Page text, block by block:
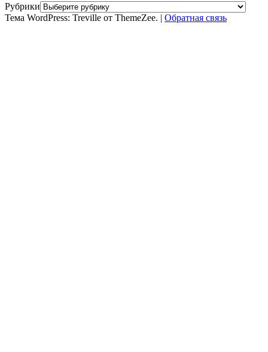
Рубрики
Тема WordPress: Treville от ThemeZee. | Обратная связь